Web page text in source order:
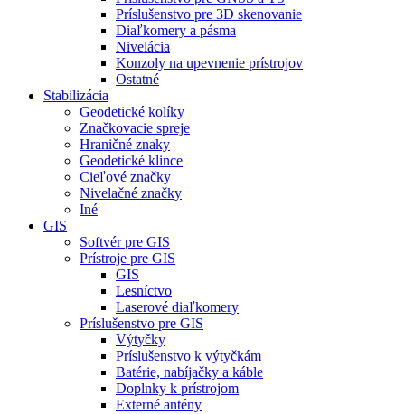
Príslušenstvo pre 3D skenovanie
Diaľkomery a pásma
Nivelácia
Konzoly na upevnenie prístrojov
Ostatné
Stabilizácia
Geodetické kolíky
Značkovacie spreje
Hraničné znaky
Geodetické klince
Cieľové značky
Nivelačné značky
Iné
GIS
Softvér pre GIS
Prístroje pre GIS
GIS
Lesníctvo
Laserové diaľkomery
Príslušenstvo pre GIS
Výtyčky
Príslušenstvo k výtyčkám
Batérie, nabíjačky a káble
Doplnky k prístrojom
Externé antény